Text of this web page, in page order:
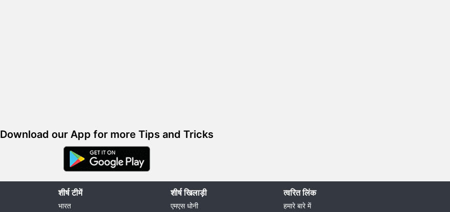
Download our App for more Tips and Tricks
शीर्ष टीमें
भारत
शीर्ष खिलाड़ी
एमएस धोनी
त्वरित लिंक
हमारे बारे में